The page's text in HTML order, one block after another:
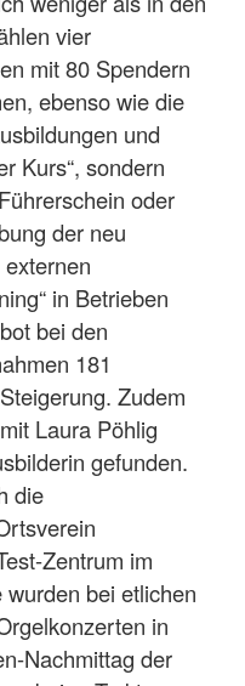
vier
mit 80 Spendern
ebenso wie die
und
Kurs“, sondern
oder
der neu
in Betrieben
bei den
181
Zudem
Laura Pöhlig
gefunden.
die
Zentrum im
bei etlichen
in
Nachmittag der